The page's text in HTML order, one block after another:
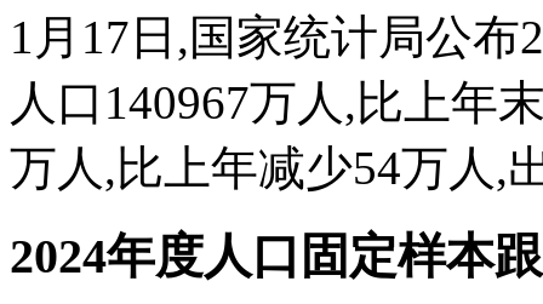
1月17日,国家统计局公布
人口140967万人,比上年
万人,比上年减少54万人,
2024年度人口固定样本